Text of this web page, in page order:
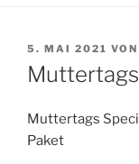
AM
5. MAI 2021 VON
Muttertags
Paket